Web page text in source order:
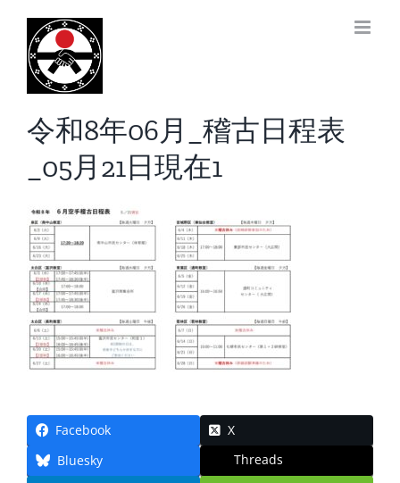
content
令和8年06月_稽古日程表
_05月21日現在1
Facebook
X
Bluesky
Threads